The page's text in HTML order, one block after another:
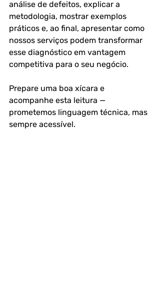
análise de defeitos, explicar a
metodologia, mostrar exemplos
práticos e, ao final, apresentar como
nossos serviços podem transformar
esse diagnóstico em vantagem
competitiva para o seu negócio.
Prepare uma boa xícara e
acompanhe esta leitura —
prometemos linguagem técnica, mas
sempre acessível.